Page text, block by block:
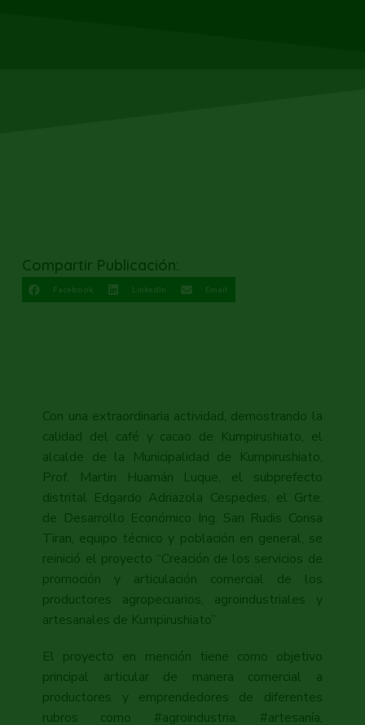
Compartir Publicación:
Facebook LinkedIn Email
Con una extraordinaria actividad, demostrando la
calidad del café y cacao de Kumpirushiato, el
alcalde de la Municipalidad de Kumpirushiato,
Prof. Martin Huamán Luque, el subprefecto
distrital Edgardo Adriazola Cespedes, el Grte.
de Desarrollo Económico Ing. San Rudis Consa
Tiran, equipo técnico y población en general, se
reinició el proyecto “Creación de los servicios de
promoción y articulación comercial de los
productores agropecuarios, agroindustriales y
artesanales de Kumpirushiato”
El proyecto en mención tiene como objetivo
principal articular de manera comercial a
productores y emprendedores de diferentes
rubros como #agroindustria, #artesanía,